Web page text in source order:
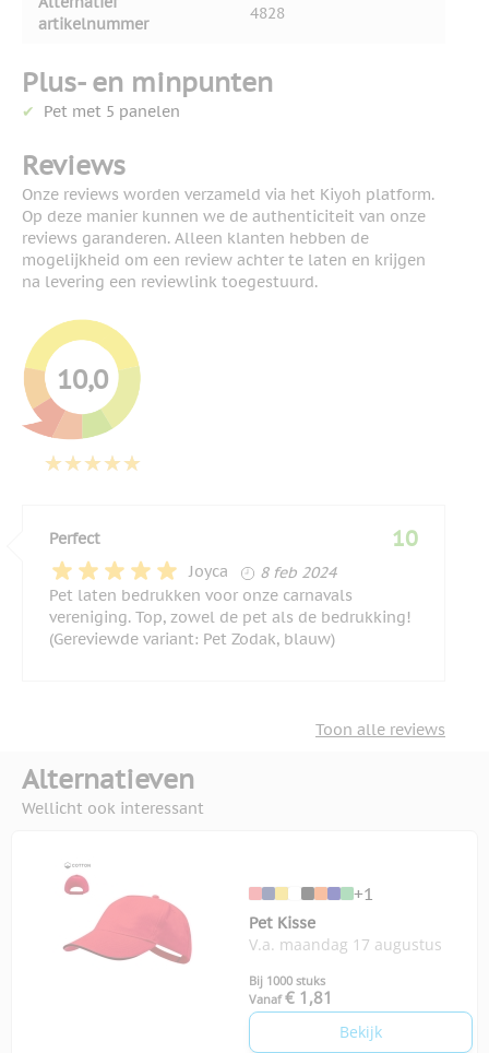
artikelnummer
4828
Plus- en minpunten
Pet met 5 panelen
Reviews
Onze reviews worden verzameld via het Kiyoh platform.
Op deze manier kunnen we de authenticiteit van onze
reviews garanderen. Alleen klanten hebben de
mogelijkheid om een review achter te laten en krijgen
na levering een reviewlink toegestuurd.
10,0
Perfect
Joyca
8 februari 2024
8 feb 2024
10
Pet laten bedrukken voor onze carnavals
vereniging. Top, zowel de pet als de bedrukking!
(Gereviewde variant: Pet Zodak, blauw)
Toon alle reviews
Alternatieven
Wellicht ook interessant
+1
Pet Kisse
V.a. maandag 17 augustus
Bij 1000 stuks
Vanaf € 1,81
Bekijk